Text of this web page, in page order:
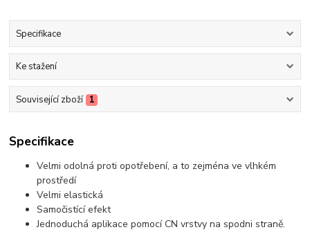
Specifikace
Ke stažení
Související zboží 1
Specifikace
Velmi odolná proti opotřebení, a to zejména ve vlhkém
prostředí
Velmi elastická
Samočistící efekt
Jednoduchá aplikace pomocí CN vrstvy na spodni straně.